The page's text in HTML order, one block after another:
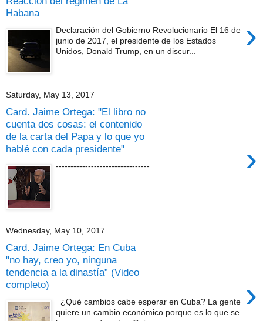
Habana
›
Declaración del Gobierno Revolucionario El 16 de
junio de 2017, el presidente de los Estados
Unidos, Donald Trump, en un discur...
Saturday, May 13, 2017
Card. Jaime Ortega: "El libro no
cuenta dos cosas: el contenido
de la carta del Papa y lo que yo
hablé con cada presidente"
›
--------------------------------
Wednesday, May 10, 2017
Card. Jaime Ortega: En Cuba
"no hay, creo yo, ninguna
tendencia a la dinastía” (Video
completo)
›
¿Qué cambios cabe esperar en Cuba? La gente
quiere un cambio económico porque es lo que se